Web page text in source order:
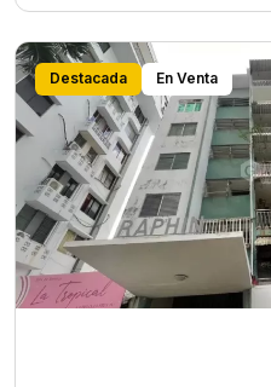
Destacada En Venta